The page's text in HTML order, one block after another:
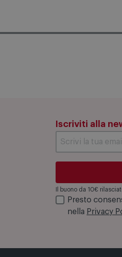
Iscriviti alla
Il buono da 10€
Presto